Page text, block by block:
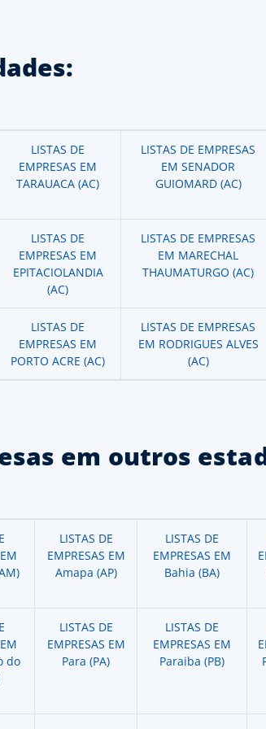
LISTAS DE
EMPRESAS EM
TARAUACA (AC)
LISTAS DE EMPRESAS
EM SENADOR
GUIOMARD (AC)
LISTAS DE
EMPRESAS EM
EPITACIOLANDIA
(AC)
LISTAS DE EMPRESAS
EM MARECHAL
THAUMATURGO (AC)
LISTAS DE
EMPRESAS EM
PORTO ACRE (AC)
LISTAS DE EMPRESAS
EM RODRIGUES ALVES
(AC)
em outros
LISTAS DE
EMPRESAS EM
Amapa (AP)
LISTAS DE
EMPRESAS EM
Bahia (BA)
do
LISTAS DE
EMPRESAS EM
Para (PA)
LISTAS DE
EMPRESAS EM
Paraiba (PB)